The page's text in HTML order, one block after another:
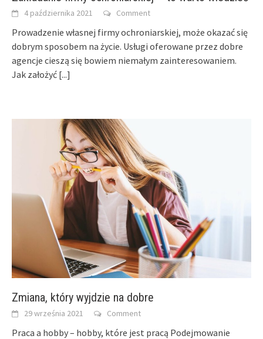
4 października 2021 Comment
Prowadzenie własnej firmy ochroniarskiej, może okazać się
dobrym sposobem na życie. Usługi oferowane przez dobre
agencje cieszą się bowiem niemałym zainteresowaniem.
Jak założyć [...]
Zmiana, który wyjdzie na dobre
29 września 2021 Comment
Praca a hobby – hobby, które jest pracą Podejmowanie